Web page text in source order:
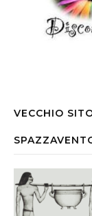
VECCHIO